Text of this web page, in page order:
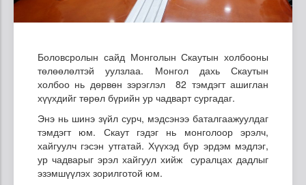
Боловсролын сайд Монголын Скаутын холбооны
төлөөлөлтэй уулзлаа. Монгол дахь Скаутын
холбоо нь дөрвөн зэрэглэл 82 тэмдэгт ашиглан
хүүхдийг төрөл бүрийн ур чадварт сургадаг.
Энэ нь шинэ зүйл сурч, мэдсэнээ баталгаажуулдаг
тэмдэгт юм. Скаут гэдэг нь монголоор эрэлч,
хайгуулч гэсэн утгатай. Хүүхэд бүр эрдэм мэдлэг,
ур чадварыг эрэл хайгуул хийж суралцах дадлыг
эзэмшүүлэх зорилготой юм.